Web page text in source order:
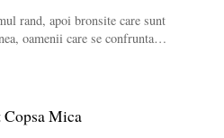
rand, apoi bronsite care sunt
oamenii care se confrunta…
Mica